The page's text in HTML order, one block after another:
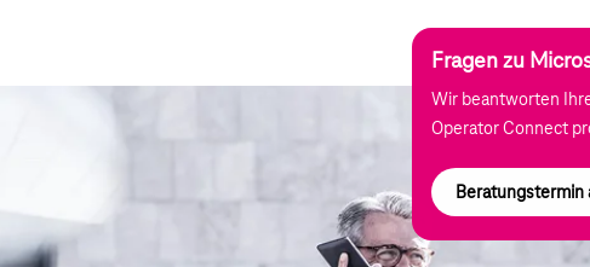
Fragen zu
Wir beantworten
Operator Connect
Beratungstermin